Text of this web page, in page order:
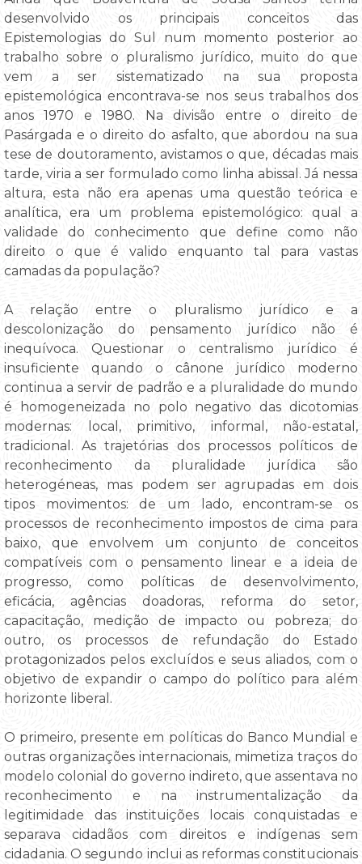
desenvolvido os principais conceitos das
Epistemologias do Sul num momento posterior ao
trabalho sobre o pluralismo jurídico, muito do que
vem a ser sistematizado na sua proposta
epistemológica encontrava-se nos seus trabalhos dos
anos 1970 e 1980. Na divisão entre o direito de
Pasárgada e o direito do asfalto, que abordou na sua
tese de doutoramento, avistamos o que, décadas mais
tarde, viria a ser formulado como linha abissal. Já nessa
altura, esta não era apenas uma questão teórica e
analítica, era um problema epistemológico: qual a
validade do conhecimento que define como não
direito o que é valido enquanto tal para vastas
camadas da população?
A relação entre o pluralismo jurídico e a
descolonização do pensamento jurídico não é
inequívoca. Questionar o centralismo jurídico é
insuficiente quando o cânone jurídico moderno
continua a servir de padrão e a pluralidade do mundo
é homogeneizada no polo negativo das dicotomias
modernas: local, primitivo, informal, não-estatal,
tradicional. As trajetórias dos processos políticos de
reconhecimento da pluralidade jurídica são
heterogéneas, mas podem ser agrupadas em dois
tipos movimentos: de um lado, encontram-se os
processos de reconhecimento impostos de cima para
baixo, que envolvem um conjunto de conceitos
compatíveis com o pensamento linear e a ideia de
progresso, como políticas de desenvolvimento,
eficácia, agências doadoras, reforma do setor,
capacitação, medição de impacto ou pobreza; do
outro, os processos de refundação do Estado
protagonizados pelos excluídos e seus aliados, com o
objetivo de expandir o campo do político para além
horizonte liberal.
O primeiro, presente em políticas do Banco Mundial e
outras organizações internacionais, mimetiza traços do
modelo colonial do governo indireto, que assentava no
reconhecimento e na instrumentalização da
legitimidade das instituições locais conquistadas e
separava cidadãos com direitos e indígenas sem
cidadania. O segundo inclui as reformas constitucionais